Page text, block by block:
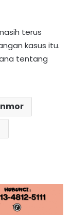
terus
kasus itu.
tentang